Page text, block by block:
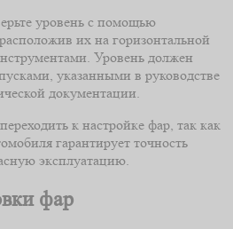
уровень с помощью
их на горизонтальной
Уровень должен
указанными в руководстве
документации.
к настройке фар, так как
гарантирует точность
эксплуатацию.
фар